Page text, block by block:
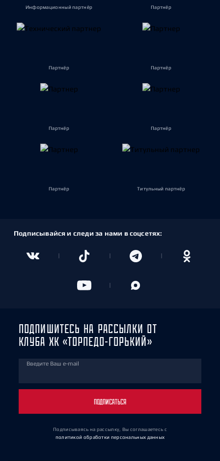
Информационный партнёр Партнёр
Партнёр Партнёр
Партнёр Партнёр
Партнёр Титульный партнёр
Подписывайся и следи за нами в соцсетях:
ПОДПИШИТЕСЬ НА РАССЫЛКИ ОТ
КЛУБА ХК «ТОРПЕДО-ГОРЬКИЙ»
Введите Ваш e-mail
ПОДПИСАТЬСЯ
Подписываясь на рассылку, Вы соглашаетесь с
политикой обработки персональных данных